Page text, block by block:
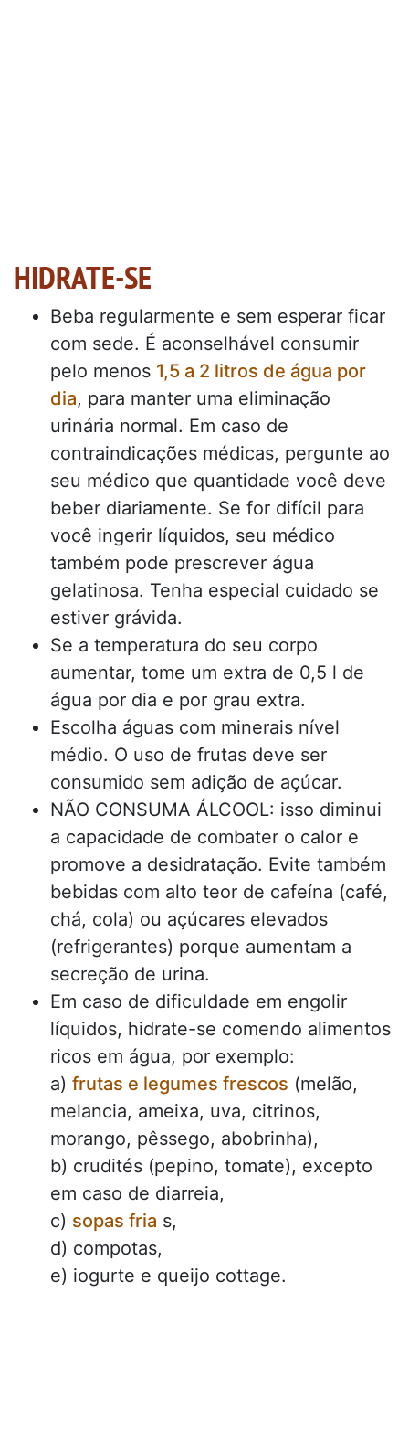
HIDRATE-SE
Beba regularmente e sem esperar ficar
com sede. É aconselhável consumir
pelo menos 1,5 a 2 litros de água por
dia, para manter uma eliminação
urinária normal. Em caso de
contraindicações médicas, pergunte ao
seu médico que quantidade você deve
beber diariamente. Se for difícil para
você ingerir líquidos, seu médico
também pode prescrever água
gelatinosa. Tenha especial cuidado se
estiver grávida.
Se a temperatura do seu corpo
aumentar, tome um extra de 0,5 l de
água por dia e por grau extra.
Escolha águas com minerais nível
médio. O uso de frutas deve ser
consumido sem adição de açúcar.
NÃO CONSUMA ÁLCOOL: isso diminui
a capacidade de combater o calor e
promove a desidratação. Evite também
bebidas com alto teor de cafeína (café,
chá, cola) ou açúcares elevados
(refrigerantes) porque aumentam a
secreção de urina.
Em caso de dificuldade em engolir
líquidos, hidrate-se comendo alimentos
ricos em água, por exemplo:
a) frutas e legumes frescos (melão,
melancia, ameixa, uva, citrinos,
morango, pêssego, abobrinha),
b) crudités (pepino, tomate), excepto
em caso de diarreia,
c) sopas fria s,
d) compotas,
e) iogurte e queijo cottage.